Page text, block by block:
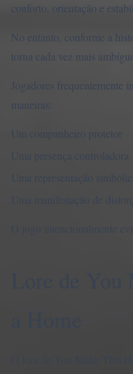
conforto, orientação e
No entanto, conforme a
torna cada vez mais
Jogadores frequentemente
maneiras:
Um companheiro protetor
Uma presença controladora